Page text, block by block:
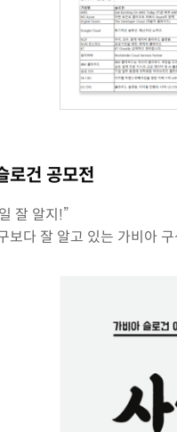
건 공모전
일 잘 알지!”
보다 잘 알고 있는 가비아